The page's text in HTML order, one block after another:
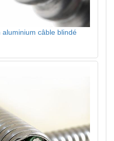
câble blindé